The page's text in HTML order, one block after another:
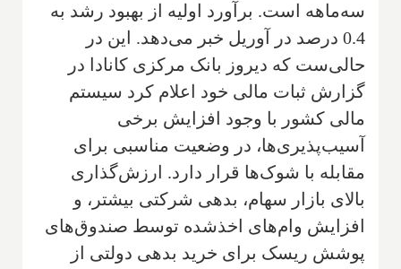
سه‌ماهه است. برآورد اولیه از بهبود رشد به
0.4 درصد در آوریل خبر می‌دهد. این در
حالی‌ست که دیروز بانک مرکزی کانادا در
گزارش ثبات مالی خود اعلام کرد سیستم
مالی کشور با وجود افزایش برخی
آسیب‌پذیری‌ها، در وضعیت مناسبی برای
مقابله با شوک‌ها قرار دارد. ارزش‌گذاری
بالای بازار سهام، بدهی شرکتی بیشتر، و
افزایش وام‌های اخذشده توسط صندوق‌های
پوشش ریسک برای خرید بدهی دولتی از